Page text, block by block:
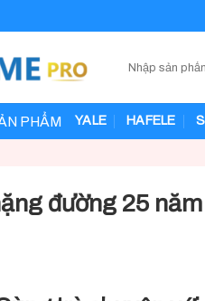
PHẨM YALE HAFELE
đường 25